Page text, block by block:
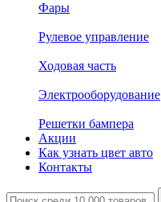
Фары
Рулевое управление
Ходовая часть
Электрооборудование
Решетки бампера
Акции
Как узнать цвет авто
Контакты